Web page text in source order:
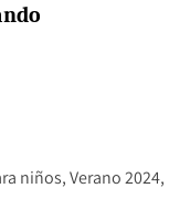
niños Verano 2024